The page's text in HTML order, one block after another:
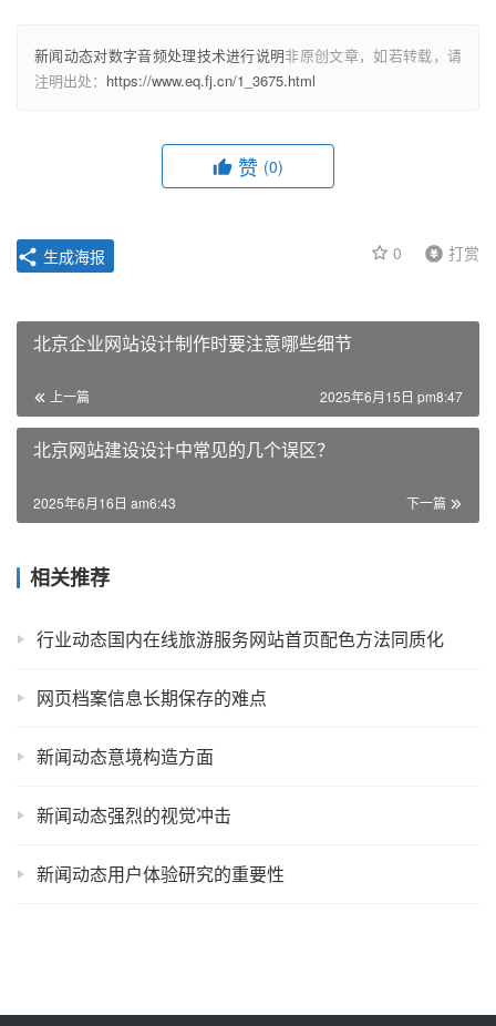
新闻动态对数字音频处理技术进行说明非原创文章，如若转载，请
注明出处： https://www.eq.fj.cn/1_3675.html
赞 (0)
0 打赏
生成海报
北京企业网站设计制作时要注意哪些细节
上一篇 2025年6月15日 pm8:47
北京网站建设设计中常见的几个误区？
下一篇
2025年6月16日 am6:43
相关推荐
行业动态国内在线旅游服务网站首页配色方法同质化
网页档案信息长期保存的难点
新闻动态意境构造方面
新闻动态强烈的视觉冲击
新闻动态用户体验研究的重要性